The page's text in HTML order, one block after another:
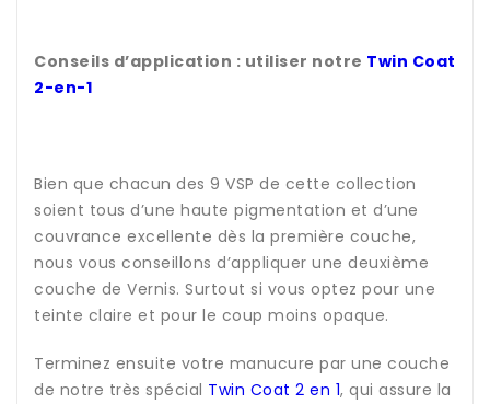
Conseils d’application : utiliser notre Twin Coat
2-en-1
Bien que chacun des 9 VSP de cette collection
soient tous d’une haute pigmentation et d’une
couvrance excellente dès la première couche,
nous vous conseillons d’appliquer une deuxième
couche de Vernis. Surtout si vous optez pour une
teinte claire et pour le coup moins opaque.
Terminez ensuite votre manucure par une couche
de notre très spécial Twin Coat 2 en 1, qui assure la